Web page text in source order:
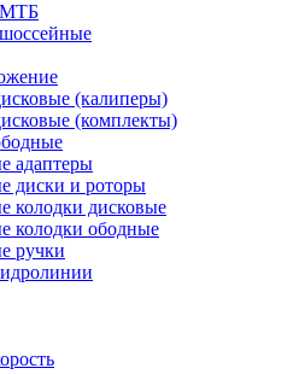
МТБ
(калиперы)
(комплекты)
адаптеры
диски и роторы
колодки дисковые
колодки ободные
ручки